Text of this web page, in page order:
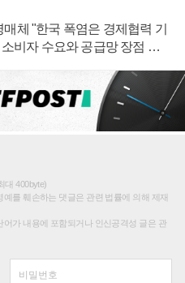
매체 "한국 폭염은 경제협력 기
비자 수요와 공급망 장점 강
대 400byte)
를 훼손하는 댓글은 관련 법률에 의해 제재
가 내용에 포함되거나 인신공격성 글은 관